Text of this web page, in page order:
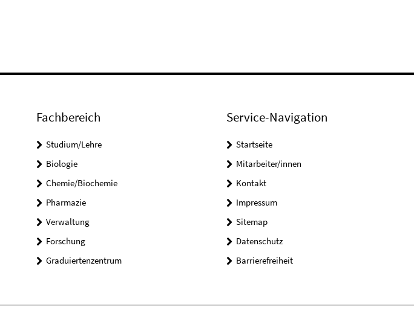
Fachbereich
Studium/Lehre
Biologie
Chemie/Biochemie
Pharmazie
Verwaltung
Forschung
Graduiertenzentrum
Service-Navigation
Startseite
Mitarbeiter/innen
Kontakt
Impressum
Sitemap
Datenschutz
Barrierefreiheit